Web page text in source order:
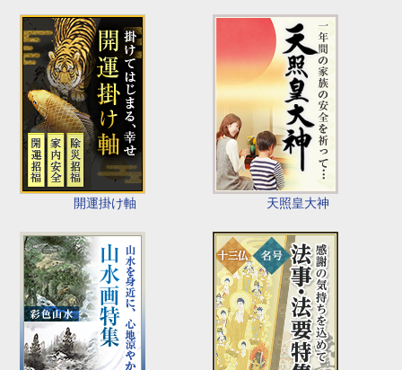
開運掛け軸 天照皇大神